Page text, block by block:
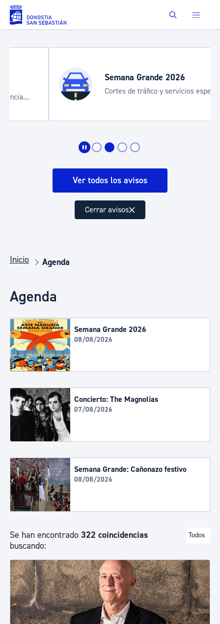
Saltar al contenido principal Buscar
Semana Grande 2026
Cortes de tráfico y servicios especiales
de transporte
Ver todos los avisos
Cerrar avisos
Inicio Agenda
Agenda
Semana Grande 2026
08/08/2026
Concierto: The Magnolias
07/08/2026
Semana Grande: Cañonazo festivo
08/08/2026
Se han encontrado 322 coincidencias
buscando:
Todos